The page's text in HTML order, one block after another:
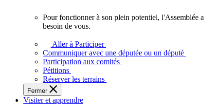
plein
potentiel,
l'Assemblée
a
besoin
de
Pour fonctionner à son plein potentiel, l'Assemblée a
besoin de vous.
Aller à Participer
Communiquer avec une députée ou un député
Participation aux comités
Pétitions
Réserver les terrains
Fermer
Visiter et apprendre